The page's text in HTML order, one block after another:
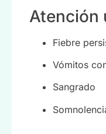
Atención
Fiebre
Vómitos
Sangrado